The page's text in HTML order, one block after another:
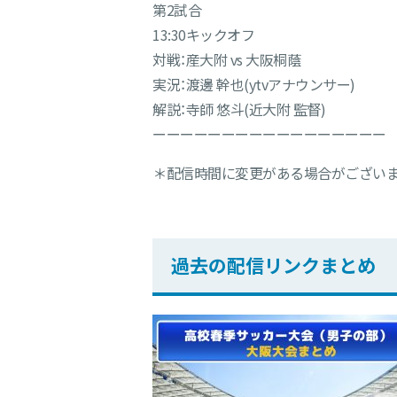
第2試合
13:30キックオフ
対戦：産大附 vs 大阪桐蔭
実況：渡邊 幹也(ytvアナウンサー)
解説：寺師 悠斗(近大附 監督)
ーーーーーーーーーーーーーーーーー
＊配信時間に変更がある場合がござい
過去の配信リンクまとめ